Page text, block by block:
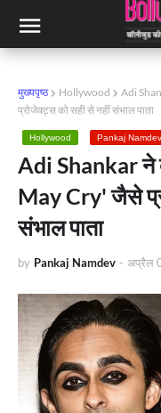
मुख्यपृष्ठ Hollywood
Adi
प्रोजेक्ट्स को सही से नहीं संभाल पाता
Hollywood Pankaj Namdev
Adi Shankar ने
May Cry' जैसे
संभाल पाता
by Pankaj Namdev - अप्रैल